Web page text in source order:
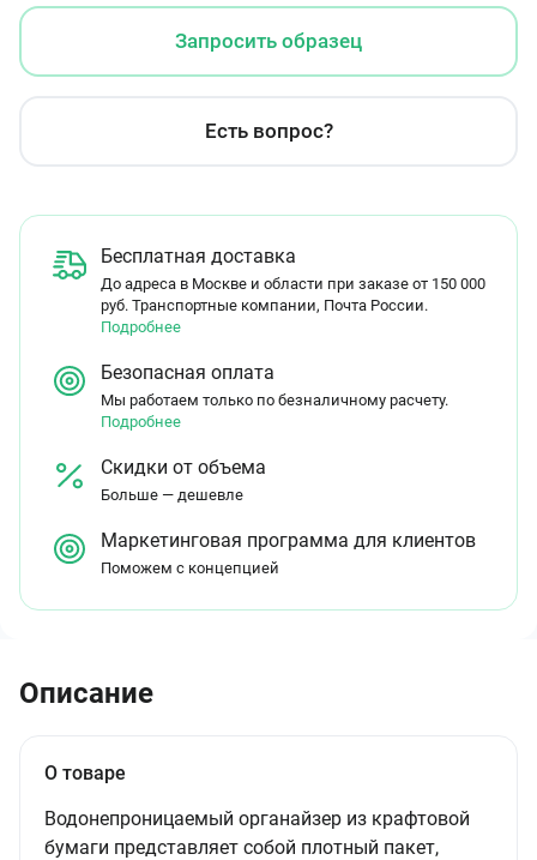
Запросить образец
Есть вопрос?
Бесплатная доставка
До адреса в Москве и области при заказе от 150 000
руб. Транспортные компании, Почта России.
Подробнее
Безопасная оплата
Мы работаем только по безналичному расчету.
Подробнее
Скидки от объема
Больше — дешевле
Маркетинговая программа для клиентов
Поможем с концепцией
Описание
О товаре
Водонепроницаемый органайзер из крафтовой
бумаги представляет собой плотный пакет,